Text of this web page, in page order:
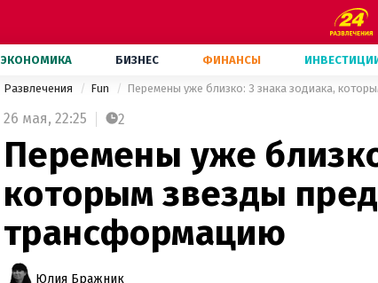
ЭКОНОМИКА БИЗНЕС ФИНАНСЫ
Развлечения Fun Перемены уже близко: 3 знака зодиака,
26 мая, 22:25 2
Перемены уже
которым звезды
трансформацию
Юлия Бражник